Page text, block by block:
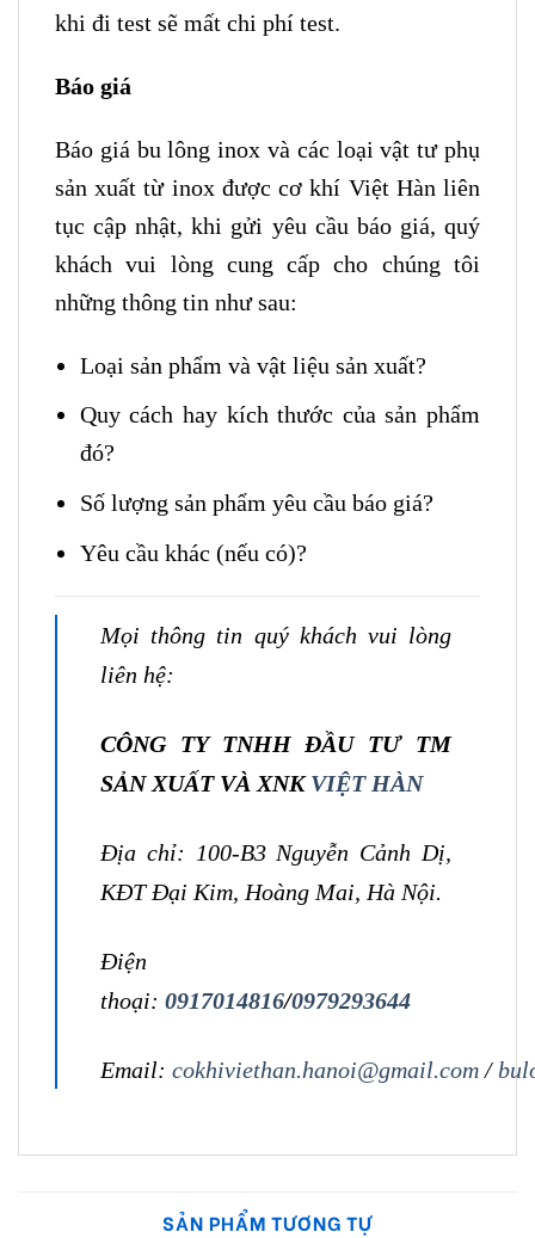
khi đi test sẽ mất chi phí test.
Báo giá
Báo giá bu lông inox và các loại vật tư phụ
sản xuất từ inox được cơ khí Việt Hàn liên
tục cập nhật, khi gửi yêu cầu báo giá, quý
khách vui lòng cung cấp cho chúng tôi
những thông tin như sau:
Loại sản phẩm và vật liệu sản xuất?
Quy cách hay kích thước của sản phẩm
đó?
Số lượng sản phẩm yêu cầu báo giá?
Yêu cầu khác (nếu có)?
Mọi thông tin quý khách vui lòng
liên hệ:
CÔNG TY TNHH ĐẦU TƯ TM
SẢN XUẤT VÀ XNKVIỆT HÀN
Địa chỉ: 100-B3 Nguyễn Cảnh Dị,
KĐT Đại Kim, Hoàng Mai, Hà Nội.
Điện
thoại: 0917014816/0979293644
Email: cokhiviethan.hanoi@gmail.com/
SẢN PHẨM TƯƠNG TỰ